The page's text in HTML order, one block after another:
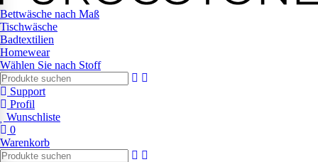
Bettwäsche nach Maß
Tischwäsche
Badtextilien
Homewear
Wählen Sie nach Stoff
Support
Profil
Wunschliste
0
Warenkorb